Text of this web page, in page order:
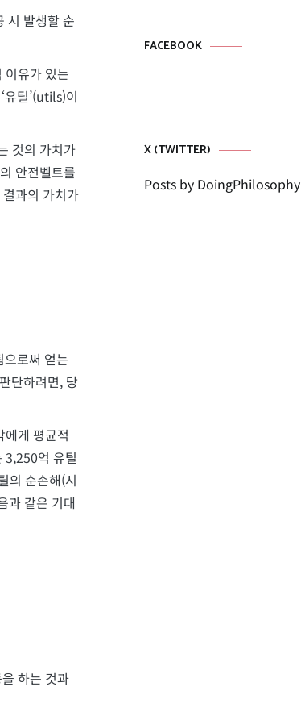
시 발생할 순
유가 있는
유틸’(utils)이
것의 가치가
안전벨트를
과의 가치가
로써 얻는
단하려면, 당
게 평균적
3,250억 유틸
의 순손해(시
과 같은 기대
하는 것과
FACEBOOK
X (TWITTER)
Posts by DoingPhilosophy